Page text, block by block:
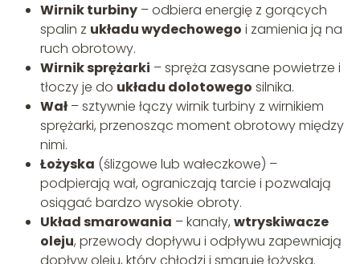
Wirnik turbiny– odbiera energię z gorących
spalin z układu wydechowego i zamienia ją na
ruch obrotowy.
Wirnik sprężarki – spręża zasysane powietrze i
tłoczy je do układu dolotowego silnika.
Wał– sztywnie łączy wirnik turbiny z wirnikiem
sprężarki, przenosząc moment obrotowy między
nimi.
Łożyska (ślizgowe lub wałeczkowe) –
podpierają wał, ograniczają tarcie i pozwalają
osiągać bardzo wysokie obroty.
Układ smarowania – kanały, wtryskiwacze
oleju, przewody dopływu i odpływu zapewniają